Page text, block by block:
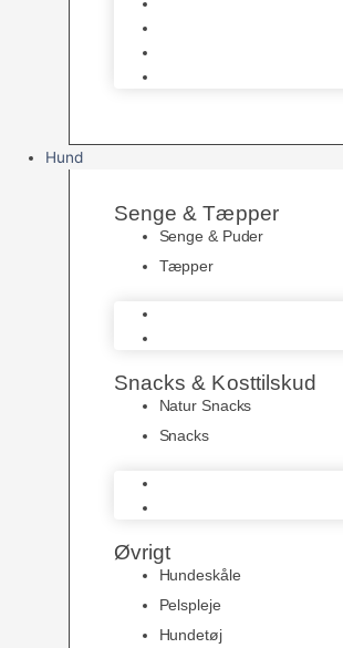
Hund
Senge & Tæpper
Senge & Puder
Tæpper
Snacks & Kosttilskud
Natur Snacks
Snacks
Øvrigt
Hundeskåle
Pelspleje
Hundetøj